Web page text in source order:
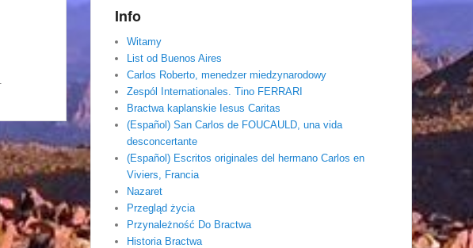
Info
Witamy
List od Buenos Aires
Carlos Roberto, menedzer miedzynarodowy
Zespól Internationales. Tino FERRARI
Bractwa kaplanskie Iesus Caritas
(Español) San Carlos de FOUCAULD, una vida
desconcertante
(Español) Escritos originales del hermano Carlos en
Viviers, Francia
Nazaret
Przegląd życia
Przynależność Do Bractwa
Historia Bractwa